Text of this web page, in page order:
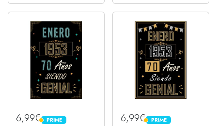
6,99€ PRIME
PRIME 6,99€ PRIME
PRIME